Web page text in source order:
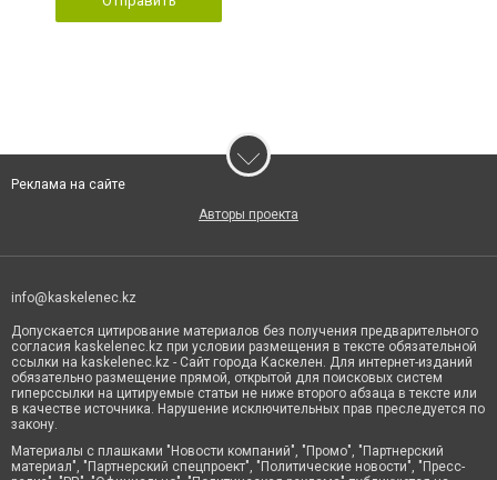
Реклама на сайте
Авторы проекта
info@kaskelenec.kz
Допускается цитирование материалов без получения предварительного
согласия kaskelenec.kz при условии размещения в тексте обязательной
ссылки на kaskelenec.kz - Сайт города Каскелен. Для интернет-изданий
обязательно размещение прямой, открытой для поисковых систем
гиперссылки на цитируемые статьи не ниже второго абзаца в тексте или
в качестве источника. Нарушение исключительных прав преследуется по
закону.
Материалы с плашками "Новости компаний", "Промо", "Партнерский
материал", "Партнерский спецпроект", "Политические новости", "Пресс-